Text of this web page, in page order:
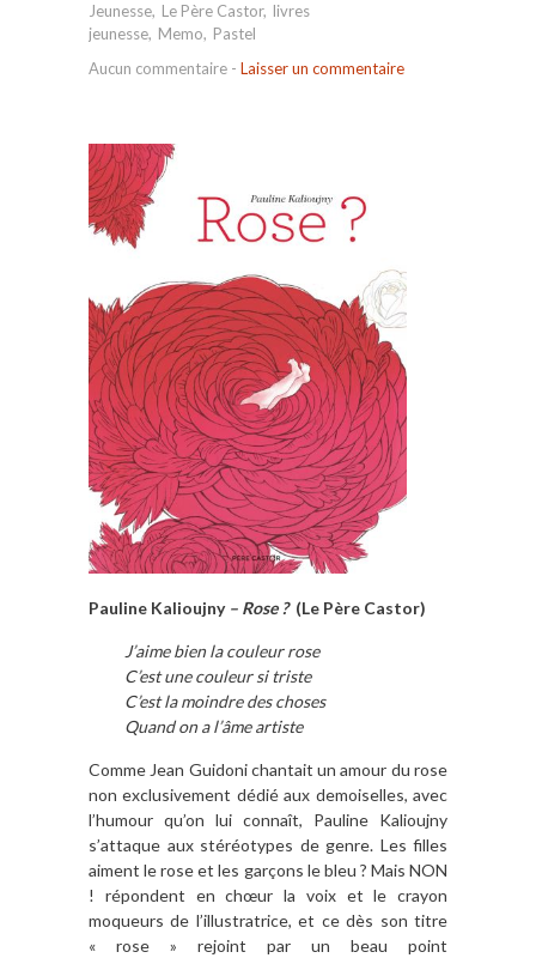
Jeunesse, Le Père Castor, livres
jeunesse, Memo, Pastel
Aucun commentaire - Laisser un commentaire
Pauline Kalioujny– Rose ? (Le Père Castor)
J’aime bien la couleur rose
C’est une couleur si triste
C’est la moindre des choses
Quand on a l’âme artiste
Comme Jean Guidoni chantait un amour du rose
non exclusivement dédié aux demoiselles, avec
l’humour qu’on lui connaît, Pauline Kalioujny
s’attaque aux stéréotypes de genre. Les filles
aiment le rose et les garçons le bleu ? Mais NON
! répondent en chœur la voix et le crayon
moqueurs de l’illustratrice, et ce dès son titre
« rose » rejoint par un beau point